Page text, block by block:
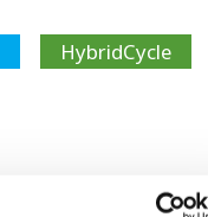
HybridCycle